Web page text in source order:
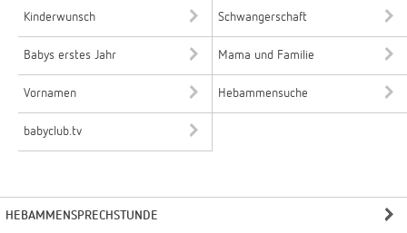
Kinderwunsch Schwangerschaft
Babys erstes Jahr Mama und Familie
Vornamen Hebammensuche
babyclub.tv
HEBAMMENSPRECHSTUNDE